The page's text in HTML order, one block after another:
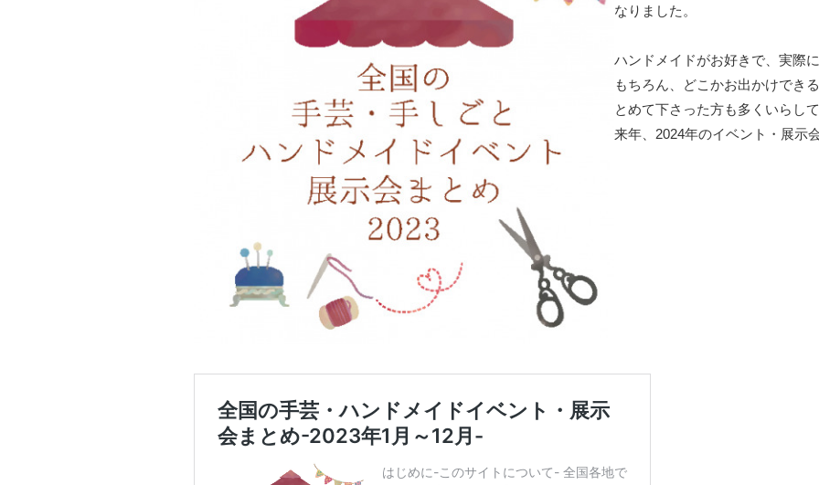
なりました。
ハンドメイドがお好きで、実際
もちろん、どこかお出かけでき
とめて下さった方も多くいらし
来年、2024年のイベント・展示